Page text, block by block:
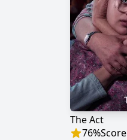
The Act
76%Score